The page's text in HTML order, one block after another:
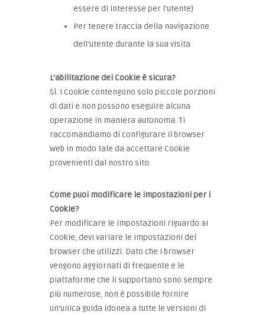
essere di interesse per l'utente)
Per tenere traccia della navigazione
dell'utente durante la sua visita
L'abilitazione dei Cookie è sicura?
Sì. I Cookie contengono solo piccole porzioni
di dati e non possono eseguire alcuna
operazione in maniera autonoma. Ti
raccomandiamo di configurare il browser
Web in modo tale da accettare Cookie
provenienti dal nostro sito.
Come puoi modificare le impostazioni per i
Cookie?
Per modificare le impostazioni riguardo ai
Cookie, devi variare le impostazioni del
browser che utilizzi. Dato che i browser
vengono aggiornati di frequente e le
piattaforme che li supportano sono sempre
più numerose, non è possibile fornire
un'unica guida idonea a tutte le versioni di